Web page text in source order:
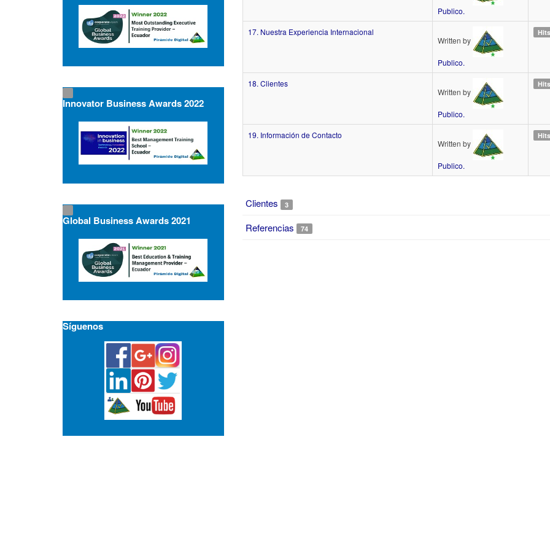
Publico.
17. Nuestra Experiencia Internacional
Written by
Publico.
18. Clientes
Written by
Publico.
19. Información de Contacto
Written by
Publico.
Clientes 3
Referencias 74
Innovator Business Awards 2022
Global Business Awards 2021
Síguenos